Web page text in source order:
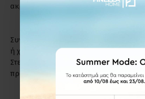
ακριβώς το λόγο.
Συντήρηση: Μη χρησιμοποιείτε
ή χλωριούχα υγρά για τον καθαρισμό
Στεγνό πανί ή σκέτο νερό, αρκούν για
προϊόν σε άριστη κατάσταση.